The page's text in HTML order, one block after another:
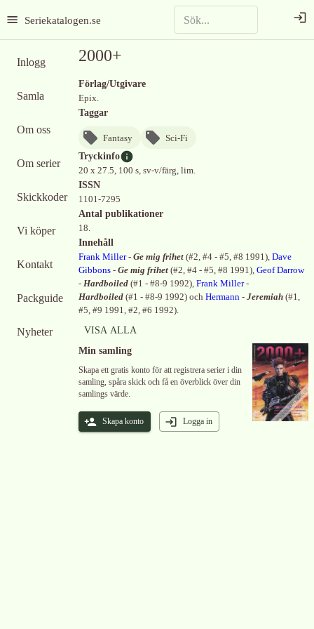
Seriekatalogen.se
Inlogg
Samla
Om oss
Om serier
Skickkoder
Vi köper
Kontakt
Packguide
Nyheter
2000+
Förlag/Utgivare
Epix.
Taggar
Fantasy
Sci-Fi
Tryckinfo
20 x 27.5, 100 s, sv-v/färg, lim.
ISSN
1101-7295
Antal publikationer
18.
Innehåll
Frank Miller- Ge mig frihet (#2, #4 - #5, #8 1991), Dave
Gibbons - Ge mig frihet (#2, #4 - #5, #8 1991), Geof Darrow
- Hardboiled (#1 - #8-9 1992), Frank Miller-
Hardboiled (#1 - #8-9 1992) och Hermann - Jeremiah (#1,
#5, #9 1991, #2, #6 1992).
VISA ALLA
Min samling
Skapa ett gratis konto för att registrera serier i din
samling, spåra skick och få en överblick över din
samlings värde.
Skapa konto Logga in